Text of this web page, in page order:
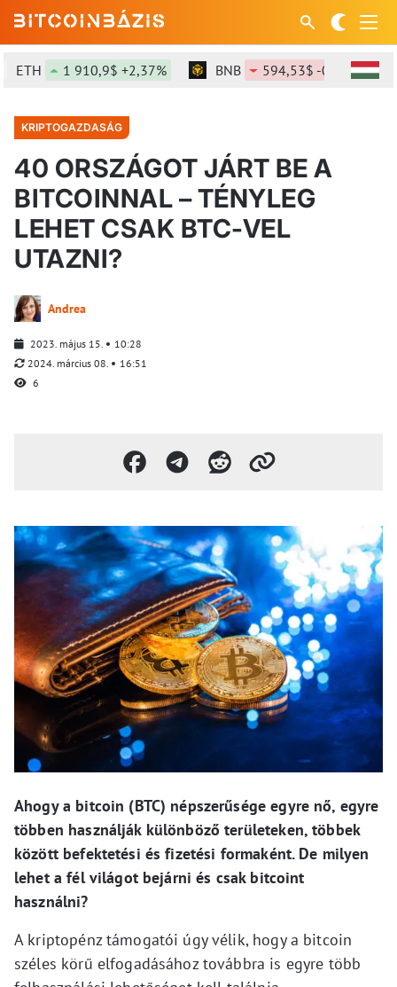
1 910,9$ +2,37% BNB 594,53$ -0,99%
KRIPTOGAZDASÁG
40 ORSZÁGOT JÁRT BE A
BITCOINNAL – TÉNYLEG
LEHET CSAK BTC-VEL
UTAZNI?
Andrea
2023. május 15.
10:28
2024. március 08.
16:51
6
Ahogy a bitcoin (BTC) népszerűsége egyre nő, egyre
többen használják különböző területeken, többek
között befektetési és fizetési formaként. De milyen
lehet a fél világot bejárni és csak bitcoint
használni?
A kriptopénz támogatói úgy vélik, hogy a bitcoin
széles körű elfogadásához továbbra is egyre több